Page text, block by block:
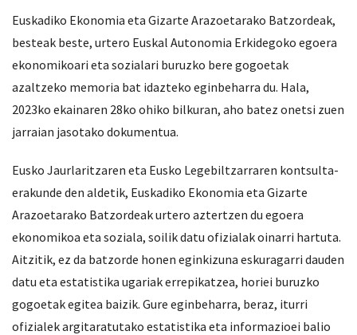
Euskadiko Ekonomia eta Gizarte Arazoetarako Batzordeak,
besteak beste, urtero Euskal Autonomia Erkidegoko egoera
ekonomikoari eta sozialari buruzko bere gogoetak
azaltzeko memoria bat idazteko eginbeharra du. Hala,
2023ko ekainaren 28ko ohiko bilkuran, aho batez onetsi zuen
jarraian jasotako dokumentua.
Eusko Jaurlaritzaren eta Eusko Legebiltzarraren kontsulta-
erakunde den aldetik, Euskadiko Ekonomia eta Gizarte
Arazoetarako Batzordeak urtero aztertzen du egoera
ekonomikoa eta soziala, soilik datu ofizialak oinarri hartuta.
Aitzitik, ez da batzorde honen eginkizuna eskuragarri dauden
datu eta estatistika ugariak errepikatzea, horiei buruzko
gogoetak egitea baizik. Gure eginbeharra, beraz, iturri
ofizialek argitaratutako estatistika eta informazioei balio